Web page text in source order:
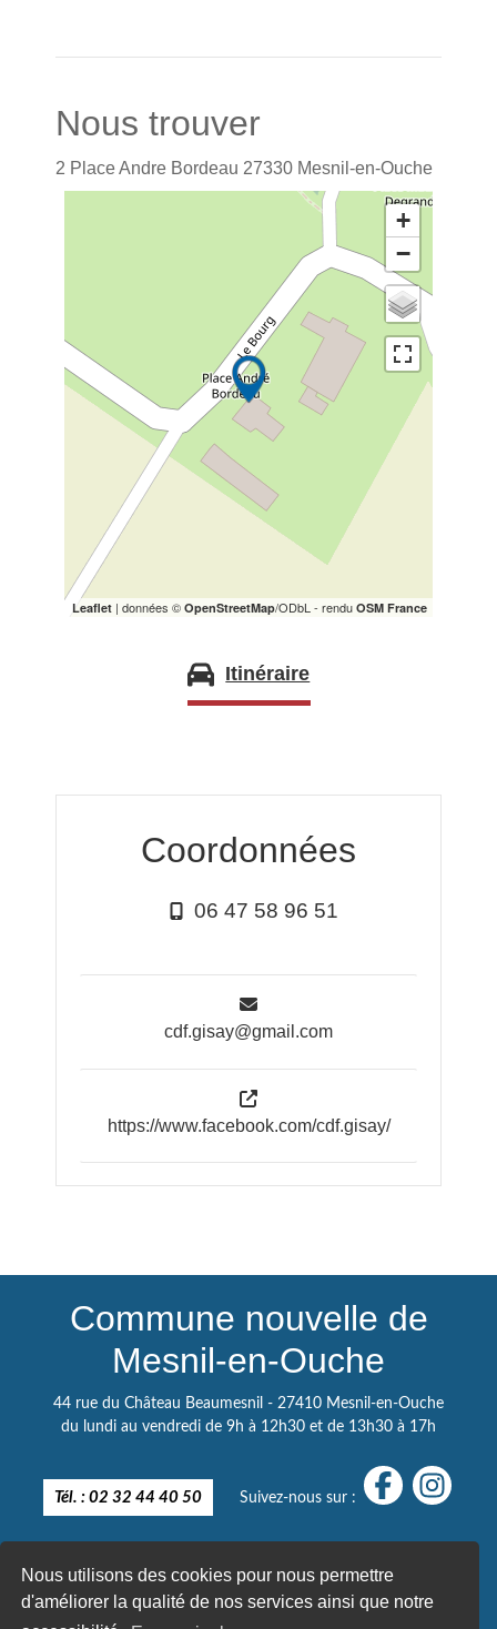
Nous utilisons des cookies pour nous permettre
d'améliorer la qualité de nos services ainsi que notre
Nous trouver
2 Place Andre Bordeau 27330 Mesnil-en-Ouche
+
−
Leaflet | données © OpenStreetMap/ODbL - rendu OSM France
Itinéraire
Coordonnées
06 47 58 96 51
cdf.gisay@gmail.com
https://www.facebook.com/cdf.gisay/
Commune nouvelle de
Mesnil-en-Ouche
44 rue du Château Beaumesnil - 27410 Mesnil-en-Ouche
du lundi au vendredi de 9h à 12h30 et de 13h30 à 17h
Tél. : 02 32 44 40 50 Suivez-nous sur :